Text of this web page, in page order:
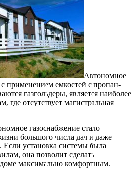
Автономное
с применением емкостей с пропан-
газгольдеры, является наиболее
где отсутствует магистральная
газоснабжение стало
большого числа дач и даже
установка системы была
она позволит сделать
максимально комфортным.